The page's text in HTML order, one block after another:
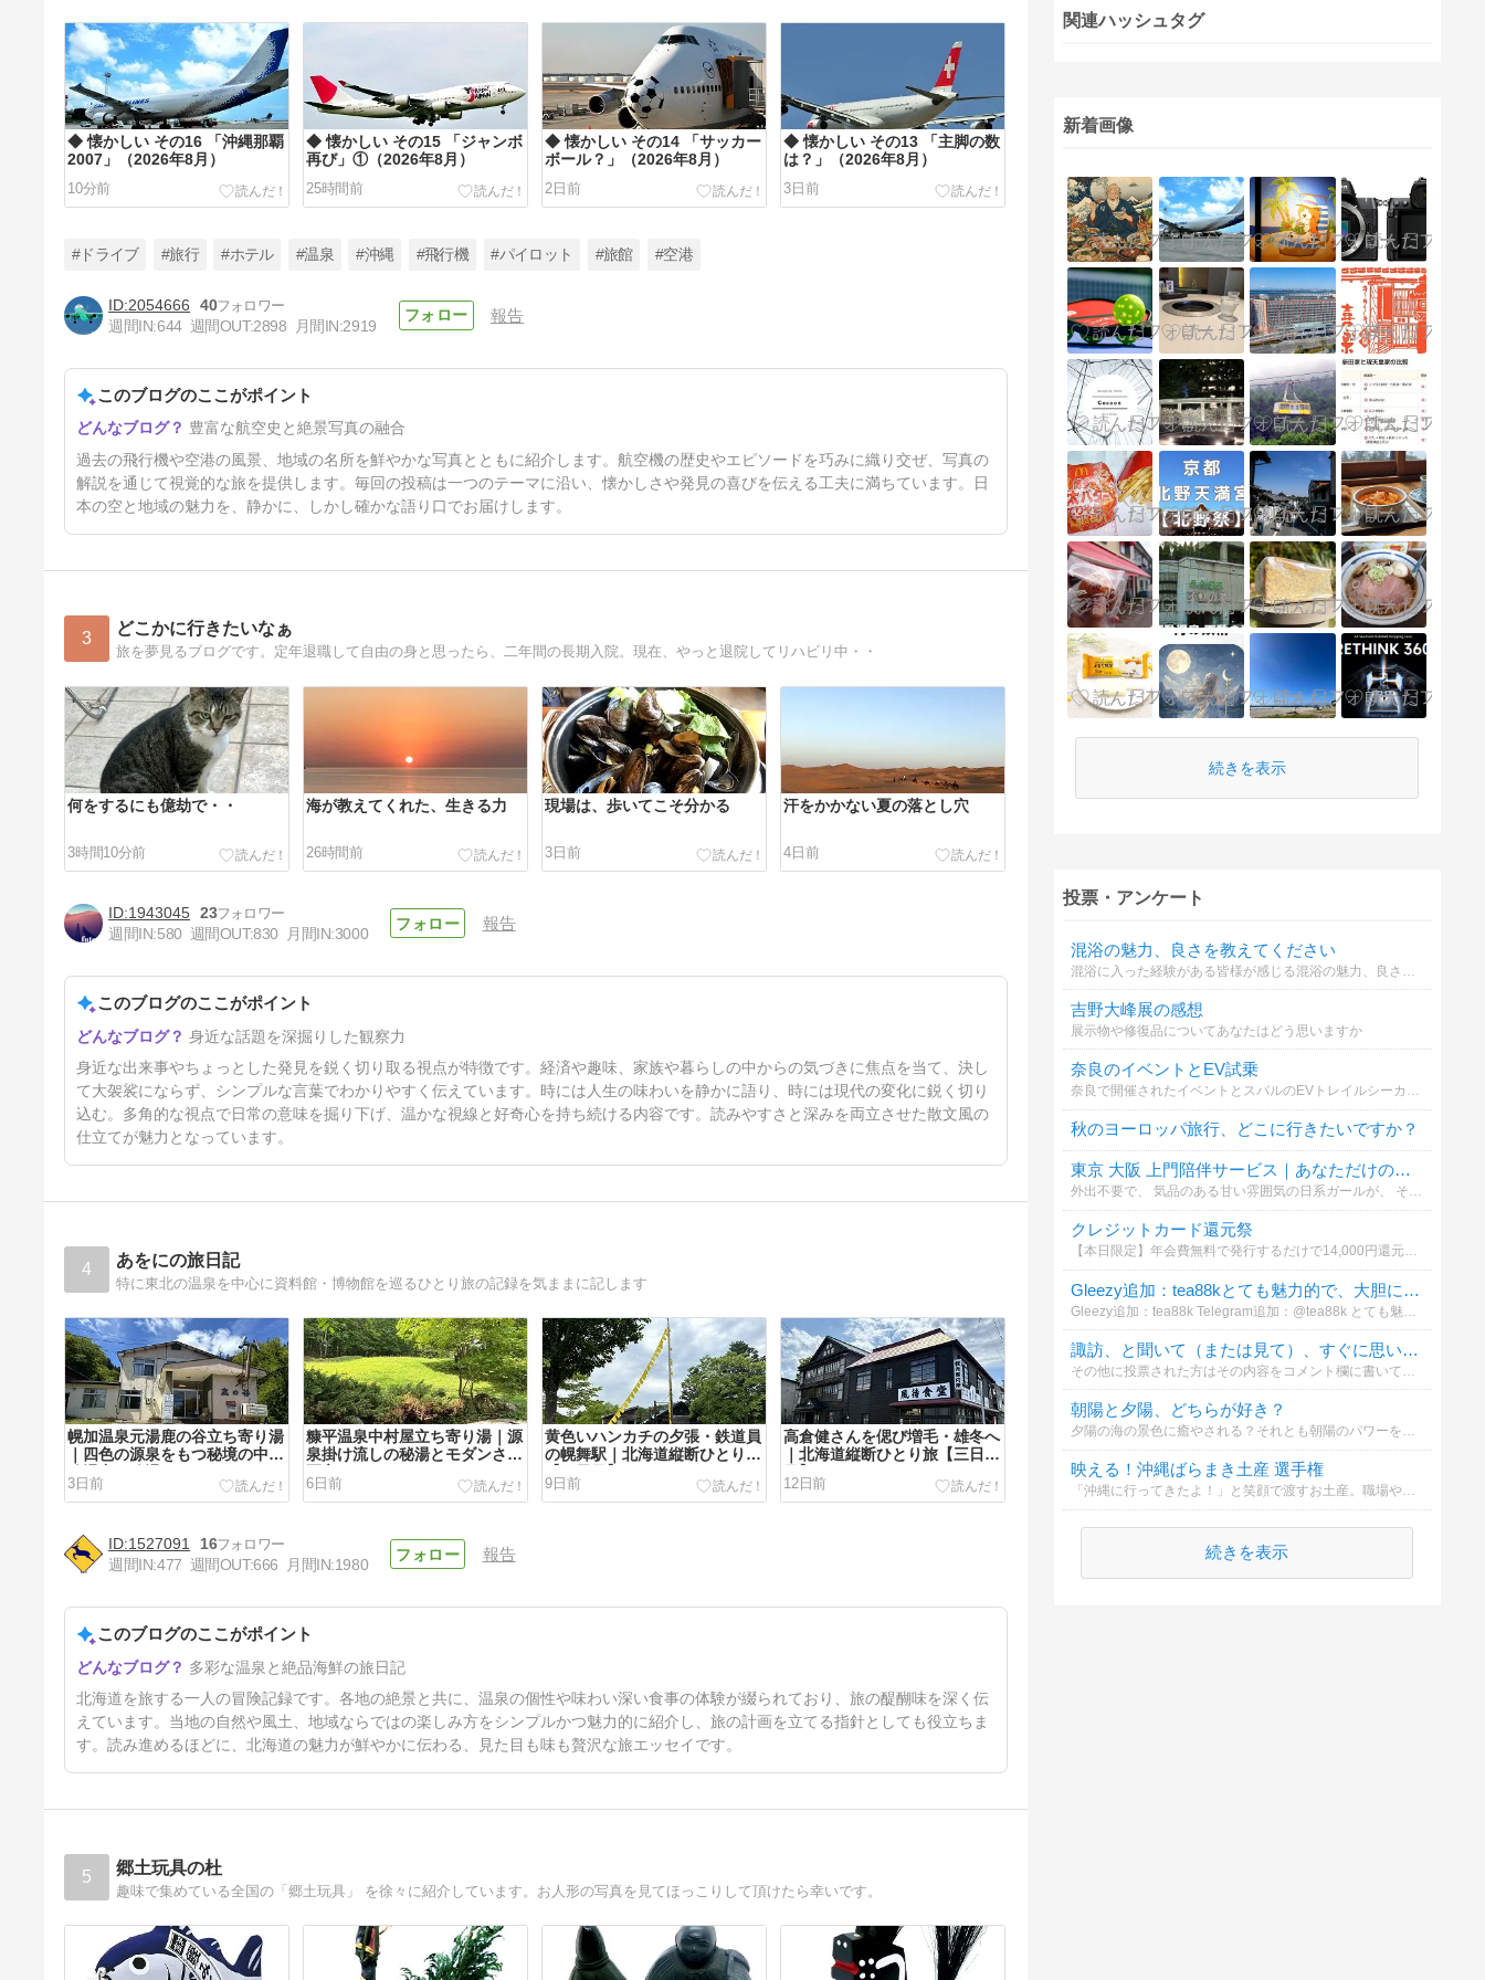
◆ 懐かしい その16 「沖縄那覇
2007」（2026年8月）
10分前
◆ 懐かしい その15 「ジャンボ
再び」①（2026年8月）
25時間前
◆ 懐かしい その14 「サッカー
ボール？」（2026年8月）
2日前
◆ 懐かしい その13 「主脚の数
は？」（2026年8月）
3日前
を食べた日（2026年8月）
4日前
#ドライブ #旅行 #ホテル #温泉 #沖縄 #飛行機 #パイロット #旅館 #空港
2054666
40
週間IN:644 週間OUT:2898 月間IN:2919
報告
このブログのここがポイント
豊富な航空史と絶景写真の融合
過去の飛行機や空港の風景、地域の名所を鮮やかな写真とともに紹介します。航空機の歴史やエピソードを巧みに織り交ぜ、写真の
解説を通じて視覚的な旅を提供します。毎回の投稿は一つのテーマに沿い、懐かしさや発見の喜びを伝える工夫に満ちています。日
本の空と地域の魅力を、静かに、しかし確かな語り口でお届けします。
3 どこかに行きたいなぁ
旅を夢見るブログです。定年退職して自由の身と思ったら、二年間の長期入院。現在、やっと退院してリハビリ中・・
何をするにも億劫で・・
3時間10分前
海が教えてくれた、生きる力
26時間前
現場は、歩いてこそ分かる
3日前
汗をかかない夏の落とし穴
4日前
頭が夏バテに・・ブログ休むか
も・・
5日前
1943045 23
週間IN:580 週間OUT:830 月間IN:3000
報告
このブログのここがポイント
身近な話題を深掘りした観察力
身近な出来事やちょっとした発見を鋭く切り取る視点が特徴です。経済や趣味、家族や暮らしの中からの気づきに焦点を当て、決し
て大袈裟にならず、シンプルな言葉でわかりやすく伝えています。時には人生の味わいを静かに語り、時には現代の変化に鋭く切り
込む。多角的な視点で日常の意味を掘り下げ、温かな視線と好奇心を持ち続ける内容です。読みやすさと深みを両立させた散文風の
仕立てが魅力となっています。
4 あをにの旅日記
特に東北の温泉を中心に資料館・博物館を巡るひとり旅の記録を気ままに記します
幌加温泉元湯鹿の谷立ち寄り湯
｜四色の源泉をもつ秘境の中の
秘湯中の秘湯
3日前
糠平温泉中村屋立ち寄り湯｜源
泉掛け流しの秘湯とモダンさの
両立
6日前
黄色いハンカチの夕張・鉄道員
の幌舞駅｜北海道縦断ひとり旅
【四日目】
9日前
高倉健さんを偲び増毛・雄冬へ
｜北海道縦断ひとり旅【三日
12日前
稚内満喫・宗谷岬と生ウニとチ
ャーメン｜北海道縦断ひとり旅
15日前
1527091
16
週間IN:477 週間OUT:666 月間IN:1980
報告
このブログのここがポイント
多彩な温泉と絶品海鮮の旅日記
北海道を旅する一人の冒険記録です。各地の絶景と共に、温泉の個性や味わい深い食事の体験が綴られており、旅の醍醐味を深く伝
えています。当地の自然や風土、地域ならではの楽しみ方をシンプルかつ魅力的に紹介し、旅の計画を立てる指針としても役立ちま
す。読み進めるほどに、北海道の魅力が鮮やかに伝わる、見た目も味も贅沢な旅エッセイです。
5 郷土玩具の杜
趣味で集めている全国の「郷土玩具」 を徐々に紹介しています。お人形の写真を見てほっこりして頂けたら幸いです。
関連ハッシュタグ
新着画像
続きを表示
投票・アンケート
混浴の魅力、良さを教えてください
吉野大峰展の感想
展示物や修復品についてあなたはどう思いますか
奈良のイベントとEV試乗
奈良で開催されたイベントとスバルのEVトレイルシーカーの感想について
秋のヨーロッパ旅行、どこに行きたいですか？
東京 大阪 上門陪伴サービス｜あなただけの優しさが間もなく到着します
外出不要で、 気品のある甘い雰囲気の日系ガールが、 そっとあなたの側に現れ、リラックスした感覚的な時間へと導きます。 興味がある方はグーグルで「YL8861」を検索してみてください。想像以上のサプライズが待っています
クレジットカード還元祭
【本日限定】年会費無料で発行するだけで14,000円還元のクレカ案件についてどう思いますか
Gleezy追加：tea88kとても魅力的で、大胆に遊べる子です。
諏訪、と聞いて（または見て）、すぐに思い浮かぶもの・または行きたいと思う場所は？
その他に投票された方はその内容をコメント欄に書いてくださるとうれしいです。。また、その場合、諏訪地方に近接する場所でついでに行きたいと思う場所などでも結構です。。投票よろしくお願いいたします。。
朝陽と夕陽、どちらが好き？
夕陽の海の景色に癒やされる？それとも朝陽のパワーを感じる？
映える！沖縄ばらまき土産 選手権
「沖縄に行ってきたよ！」と笑顔で渡すお土産。職場や友人、家族など配る相手が多いと、何を選ぶか迷っちゃいますよね。
続きを表示